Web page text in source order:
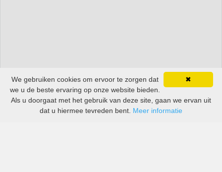
✖
We gebruiken cookies om ervoor te zorgen dat
we u de beste ervaring op onze website bieden.
Als u doorgaat met het gebruik van deze site, gaan we ervan uit
dat u hiermee tevreden bent. Meer informatie